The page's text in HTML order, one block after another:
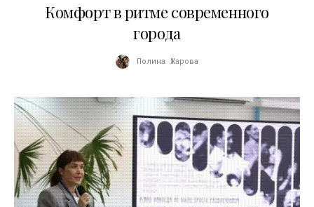
Комфорт в ритме современного
города
Полина Жарова